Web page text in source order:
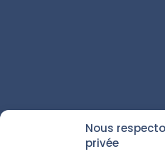
Nous
privée